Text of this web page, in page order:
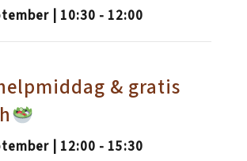
| 10:30 - 12:00
& gratis
| 12:00 - 15:30